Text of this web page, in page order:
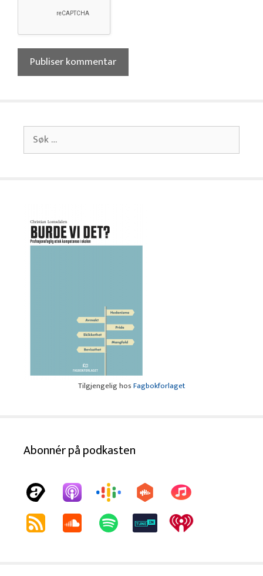
Søk
etter:
Tilgjengelig hosFagbokforlaget
Abonnér på podkasten